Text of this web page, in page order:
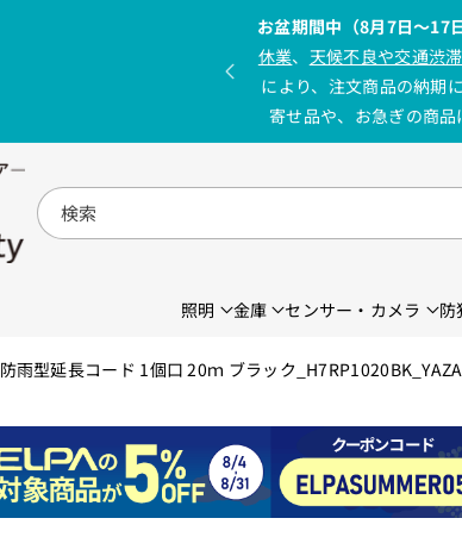
お盆期間中（8月7日〜17日
休業、 天候不良や交通渋
により、注文商品の納期
寄せ品や、お急ぎの商品
検索
照明 金庫 センサー・カメラ 防
防雨型延長コード 1個口 20ｍ ブラック